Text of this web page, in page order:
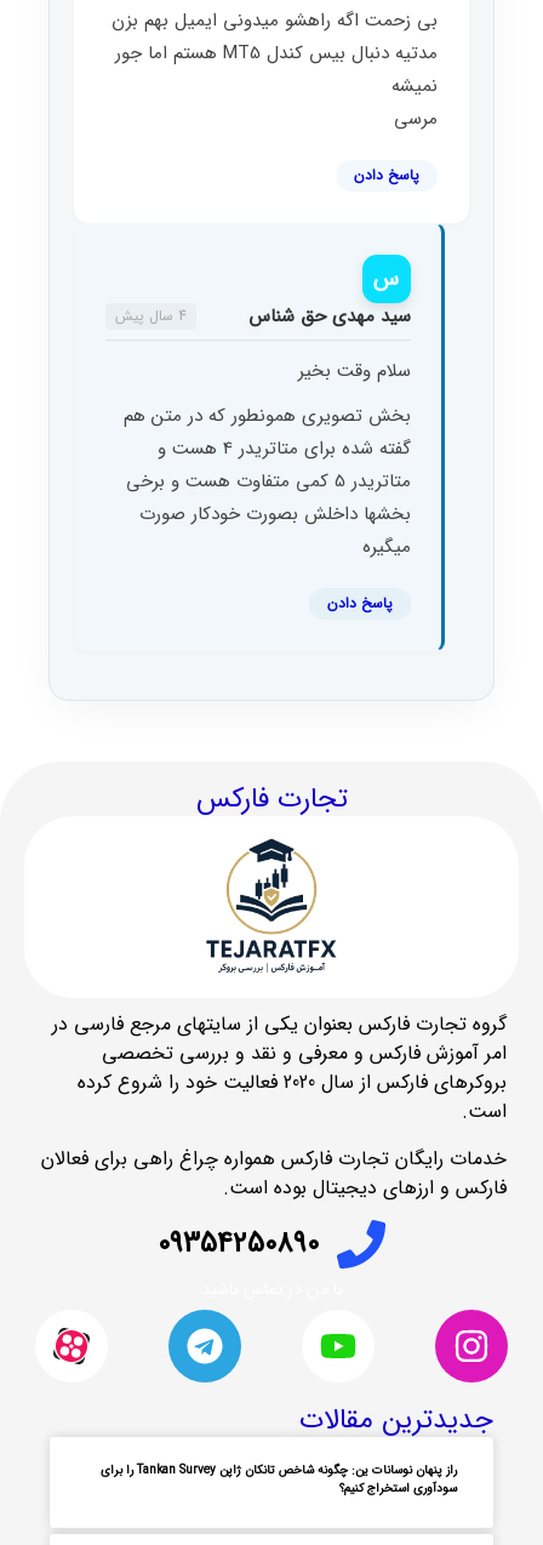
بی زحمت اگه راهشو میدونی ایمیل بهم بزن
مدتیه دنبال بیس کندل MT5 هستم اما جور
نمیشه
مرسی
پاسخ دادن
س
سید مهدی حق شناس 4 سال پیش
سلام وقت بخیر
بخش تصویری همونطور که در متن هم
گفته شده برای متاتریدر 4 هست و
متاتریدر 5 کمی متفاوت هست و برخی
بخشها داخلش بصورت خودکار صورت
میگیره
پاسخ دادن
تجارت فارکس
گروه تجارت فارکس بعنوان یکی از سایتهای مرجع فارسی در
امر آموزش فارکس و معرفی و نقد و بررسی تخصصی
بروکرهای فارکس از سال 2020 فعالیت خود را شروع کرده
است.
خدمات رایگان تجارت فارکس همواره چراغ راهی برای فعالان
فارکس و ارزهای دیجیتال بوده است.
09354250890
جدیدترین مقالات
راز پنهان نوسانات ین: چگونه شاخص تانکان ژاپن Tankan Survey را برای
سودآوری استخراج کنیم؟